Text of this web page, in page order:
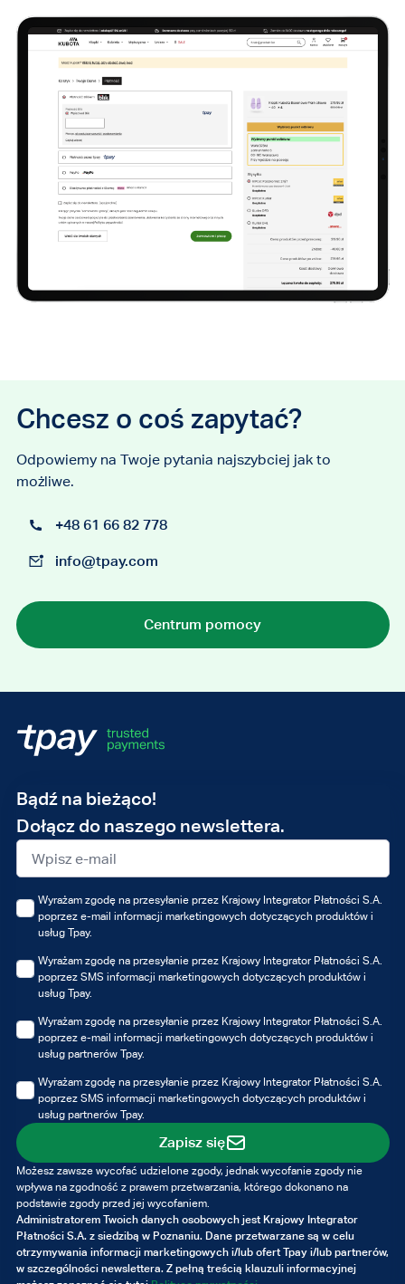
Chcesz o coś zapytać?
Odpowiemy na Twoje pytania najszybciej jak to
możliwe.
+48 61 66 82 778
info@tpay.com
Centrum pomocy
Bądź na bieżąco!
Dołącz do naszego newslettera.
Adres
e-
mail
Wyrażam zgodę na przesyłanie przez Krajowy Integrator Płatności S.A.
poprzez e-mail informacji marketingowych dotyczących produktów i
usług Tpay.
Wyrażam zgodę na przesyłanie przez Krajowy Integrator Płatności S.A.
poprzez SMS informacji marketingowych dotyczących produktów i
usług Tpay.
Wyrażam zgodę na przesyłanie przez Krajowy Integrator Płatności S.A.
poprzez e-mail informacji marketingowych dotyczących produktów i
usług partnerów Tpay.
Wyrażam zgodę na przesyłanie przez Krajowy Integrator Płatności S.A.
poprzez SMS informacji marketingowych dotyczących produktów i
usług partnerów Tpay.
Zapisz się
Możesz zawsze wycofać udzielone zgody, jednak wycofanie zgody nie
wpływa na zgodność z prawem przetwarzania, którego dokonano na
podstawie zgody przed jej wycofaniem.
Administratorem Twoich danych osobowych jest Krajowy Integrator
Płatności S.A. z siedzibą w Poznaniu. Dane przetwarzane są w celu
otrzymywania informacji marketingowych i/lub ofert Tpay i/lub partnerów,
w szczególności newslettera. Z pełną treścią klauzuli informacyjnej